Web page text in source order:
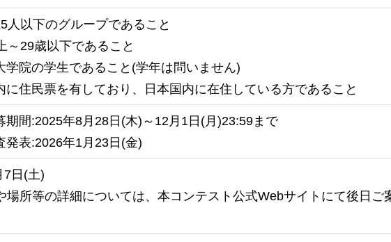
人以下のグループであること
～29歳以下であること
学院の学生であること(学年は問いません)
に住民票を有しており、日本国内に在住している方であること
期間:2025年8月28日(木)～12月1日(月)23:59まで
発表:2026年1月23日(金)
7日(土)
場所等の詳細については、本コンテスト公式Webサイトにて後日ご